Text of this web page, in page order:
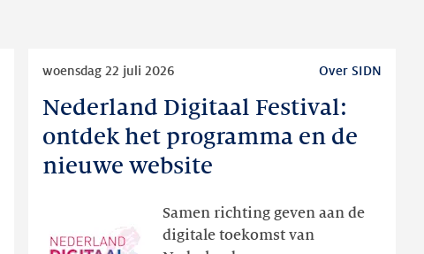
Nederland Digitaal Festival:
ontdek het programma en de
nieuwe website
woensdag 22 juli 2026 Over SIDN
Samen richting geven aan de
digitale toekomst van
Nederland
Festival:
ontdek